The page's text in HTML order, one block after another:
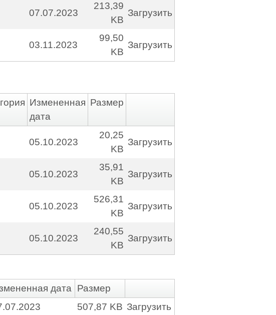
07.07.2023
213,39
KB
Загрузить
03.11.2023
99,50
KB
Загрузить
Измененная
дата
Размер
05.10.2023
20,25
KB
Загрузить
05.10.2023
35,91
KB
Загрузить
05.10.2023
526,31
KB
Загрузить
05.10.2023
240,55
KB
Загрузить
дата
Размер
507,87 KB Загрузить